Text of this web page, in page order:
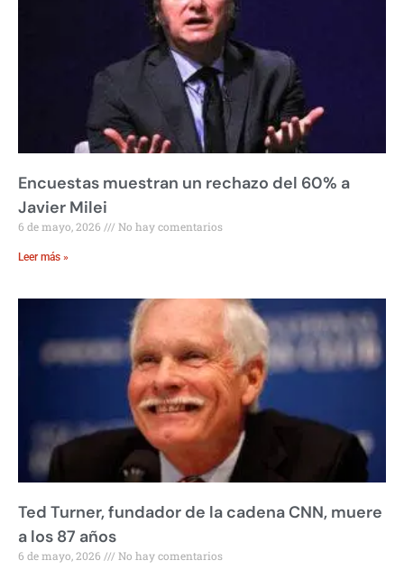
Encuestas muestran un rechazo del 60% a
Javier Milei
6 de mayo, 2026 No hay comentarios
Leer más »
Ted Turner, fundador de la cadena CNN, muere
a los 87 años
6 de mayo, 2026 No hay comentarios